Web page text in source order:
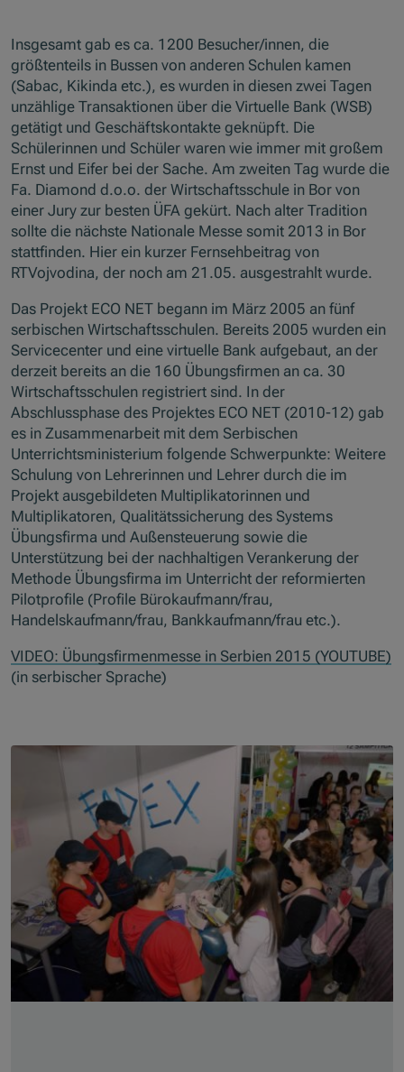
Insgesamt gab es ca. 1200 Besucher/innen, die
größtenteils in Bussen von anderen Schulen kamen
(Sabac, Kikinda etc.), es wurden in diesen zwei Tagen
unzählige Transaktionen über die Virtuelle Bank (WSB)
getätigt und Geschäftskontakte geknüpft. Die
Schülerinnen und Schüler waren wie immer mit großem
Ernst und Eifer bei der Sache. Am zweiten Tag wurde die
Fa. Diamond d.o.o. der Wirtschaftsschule in Bor von
einer Jury zur besten ÜFA gekürt. Nach alter Tradition
sollte die nächste Nationale Messe somit 2013 in Bor
stattfinden. Hier ein kurzer Fernsehbeitrag von
RTVojvodina, der noch am 21.05. ausgestrahlt wurde.
Das Projekt ECO NET begann im März 2005 an fünf
serbischen Wirtschaftsschulen. Bereits 2005 wurden ein
Servicecenter und eine virtuelle Bank aufgebaut, an der
derzeit bereits an die 160 Übungsfirmen an ca. 30
Wirtschaftsschulen registriert sind. In der
Abschlussphase des Projektes ECO NET (2010-12) gab
es in Zusammenarbeit mit dem Serbischen
Unterrichtsministerium folgende Schwerpunkte: Weitere
Schulung von Lehrerinnen und Lehrer durch die im
Projekt ausgebildeten Multiplikatorinnen und
Multiplikatoren, Qualitätssicherung des Systems
Übungsfirma und Außensteuerung sowie die
Unterstützung bei der nachhaltigen Verankerung der
Methode Übungsfirma im Unterricht der reformierten
Pilotprofile (Profile Bürokaufmann/frau,
Handelskaufmann/frau, Bankkaufmann/frau etc.).
VIDEO: Übungsfirmenmesse in Serbien 2015 (YOUTUBE)
(in serbischer Sprache)
Skip slider